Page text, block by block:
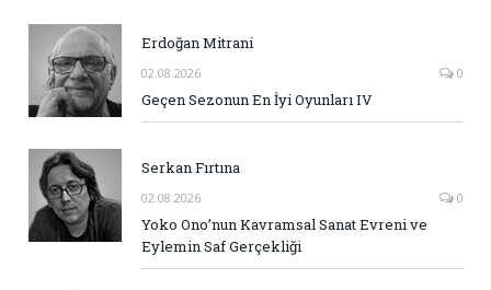
Erdoğan Mitrani
02.08.2026 0
Geçen Sezonun En İyi Oyunları IV
Serkan Fırtına
02.08.2026 0
Yoko Ono’nun Kavramsal Sanat Evreni ve
Eylemin Saf Gerçekliği